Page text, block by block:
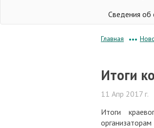
Сведения об
Главная •••
Итоги
11 Апр 2017 г.
Итоги